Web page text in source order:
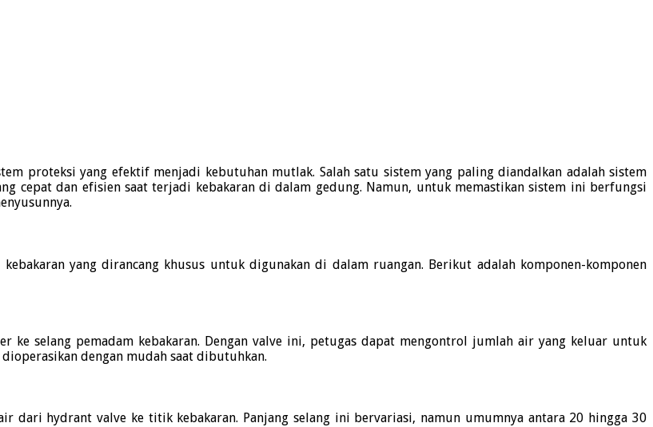
proteksi yang efektif menjadi kebutuhan mutlak. Salah satu sistem yang paling diandalkan adalah sistem
cepat dan efisien saat terjadi kebakaran di dalam gedung. Namun, untuk memastikan sistem ini berfungsi
yang dirancang khusus untuk digunakan di dalam ruangan. Berikut adalah komponen-komponen
selang pemadam kebakaran. Dengan valve ini, petugas dapat mengontrol jumlah air yang keluar untuk
dengan mudah saat dibutuhkan.
dari hydrant valve ke titik kebakaran. Panjang selang ini bervariasi, namun umumnya antara 20 hingga 30